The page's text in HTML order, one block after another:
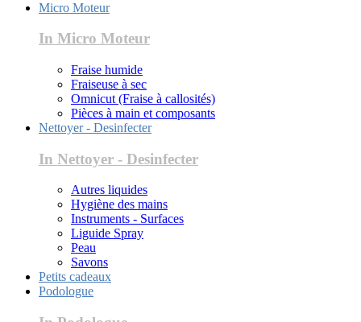
Micro Moteur
In Micro Moteur
Fraise humide
Fraiseuse à sec
Omnicut (Fraise à callosités)
Pièces à main et composants
Nettoyer - Desinfecter
In Nettoyer - Desinfecter
Autres liquides
Hygiène des mains
Instruments - Surfaces
Liguide Spray
Peau
Savons
Petits cadeaux
Podologue